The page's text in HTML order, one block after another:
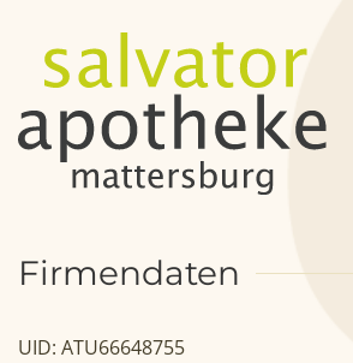
Firmendaten
UID: ATU66648755